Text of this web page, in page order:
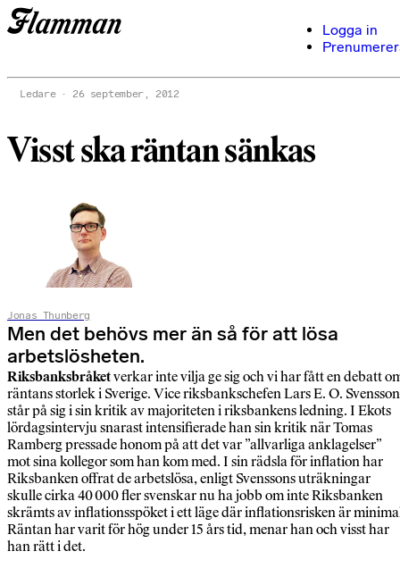
Logga in
Ledare 26 september, 2012
Visst ska räntan sänkas
Jonas Thunberg
Men det behövs mer än så för att lösa
arbetslösheten.
Riksbanksbråketverkar inte vilja ge sig och vi har fått en debatt
räntans storlek i Sverige. Vice riksbankschefen Lars E. O. Svensson
står på sig i sin kritik av majoriteten i riksbankens ledning. I Ekots
lördagsintervju snarast intensifierade han sin kritik när Tomas
Ramberg pressade honom på att det var ”allvarliga anklagelser”
mot sina kollegor som han kom med. I sin rädsla för inflation har
Riksbanken offrat de arbetslösa, enligt Svenssons uträkningar
skulle cirka 40 000 fler svenskar nu ha jobb om inte Riksbanken
skrämts av inflationsspöket i ett läge där inflationsrisken är
Räntan har varit för hög under 15 års tid, menar han och visst har
han rätt i det.